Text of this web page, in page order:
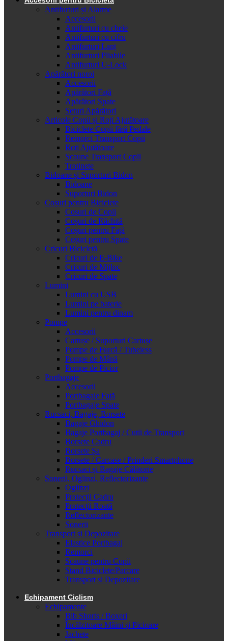
Antifurturi și Alarme
Accesorii
Antifurturi cu cheie
Antifurturi cu cifru
Antifurturi Lanț
Antifurturi Pliabile
Antifurturi U-Lock
Apărători noroi
Accesorii
Apărători Față
Apărători Spate
Seturi Apărători
Articole Copii și Roți Ajutătoare
Biciclete Copii fără Pedale
Remorci Transport Copii
Roți Ajutătoare
Scaune Transport Copii
Trotinete
Bidoane și Suporturi Bidon
Bidoane
Suporturi Bidon
Coșuri pentru Biciclete
Cosuri de Copii
Coșuri de Răchită
Coșuri pentru Față
Coșuri pentru Spate
Cricuri Bicicletă
Cricuri de E-Bike
Cricuri de Mijloc
Cricuri de Spate
Lumini
Lumini cu USB
Lumini pe baterie
Lumini pentru dinam
Pompe
Accesorii
Cartușe / Suporturi Cartușe
Pompe de Furcă / Tubeless
Pompe de Mână
Pompe de Picior
Portbagaje
Accesorii
Portbagaje Față
Portbagaje Spate
Rucsaci, Bagaje, Borsete
Bagaje Ghidon
Bagaje Portbagaj / Cutii de Transport
Borsete Cadru
Borsete Șa
Borsete / Carcase / Prinderi Smartphone
Rucsaci și Bagaje Călătorie
Sonerii, Oglinzi, Reflectorizante
Oglinzi
Protecții Cadru
Protecții Roată
Reflectorizante
Sonerii
Transport și Depozitare
Elastice Portbagaj
Remorci
Scaune pentru Copii
Stand Biciclete/Parcare
Transport si Depozitare
Echipament Ciclism
Echipamente
Bib Shorts / Boxeri
Încălzitoare Mâini și Picioare
Jachete